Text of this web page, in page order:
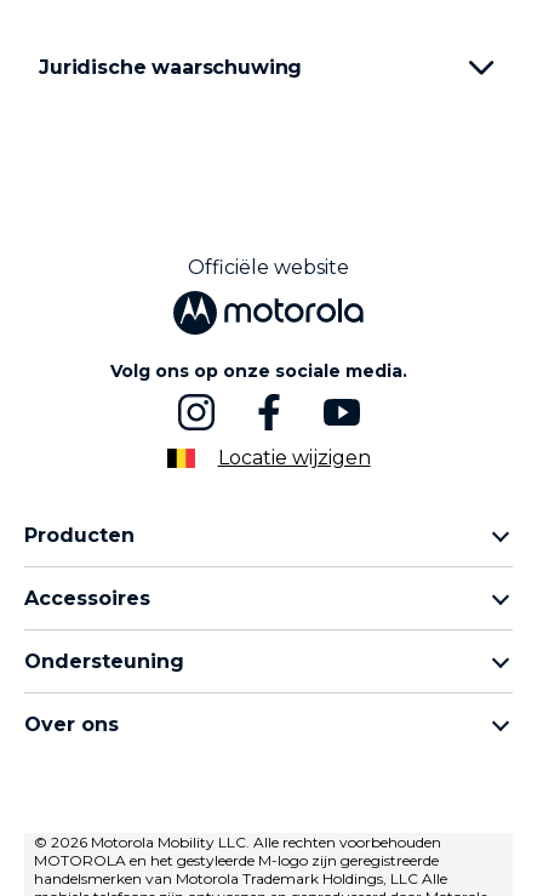
Juridische waarschuwing
Officiële website
Volg ons op onze sociale media.
Locatie wijzigen
Producten
moto g-familie
thinkphone by motorola
Accessoires
moto tag
Ondersteuning
Reparatiestatus
Herstel en slimme assistent
Over ons
Verkoopvoorwaarden
Gebruiksvoorwaarden
© 2026 Motorola Mobility LLC. Alle rechten voorbehouden
MOTOROLA en het gestyleerde M-logo zijn geregistreerde
handelsmerken van Motorola Trademark Holdings, LLC Alle